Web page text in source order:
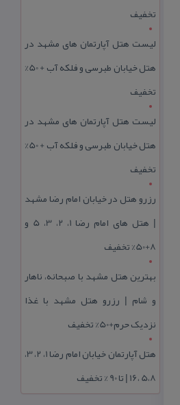
تخفیف
لیست هتل آپارتمان های مشهد در
هتل خیابان طبرسی و فلکه آب + 50%
تخفیف
لیست هتل آپارتمان های مشهد در
هتل خیابان طبرسی و فلکه آب + 50%
تخفیف
رزرو هتل در خیابان امام رضا مشهد
| هتل‌ های امام رضا 1، 2، 3، 5 و
8+50% تخفیف
بهترین هتل مشهد با صبحانه، ناهار
و شام | رزرو هتل مشهد با غذا
نزدیک حرم+50% تخفیف
هتل آپارتمان خیابان امام رضا 1، 2، 3،
5،8 ،16 | تا 90 % تخفیف